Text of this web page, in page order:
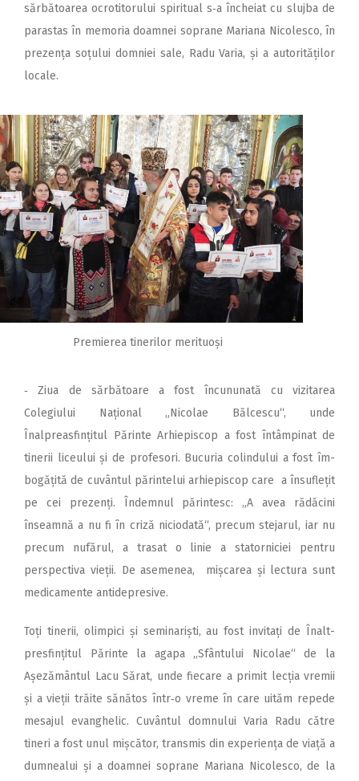
sărbătoarea ocrotitorului spiritual s‑a încheiat cu slujba de
parastas în memoria doamnei soprane Mariana Nicolesco, în
prezența soțului domniei sale, Radu Varia, și a autorităților
locale.
Premierea tinerilor merituoși
‑ Ziua de sărbătoare a fost încununată cu vizitarea
Colegiului Național „Nicolae Bălcescu“, unde
Înalpreasfințitul Pă­rinte Arhiepis­cop a fost întâmpinat de
tinerii liceului și de profesori. Bucuria colindului a fost îm­
bogățită de cuvântul părintelui arhiepiscop care a însuflețit
pe cei prezenți. Îndemnul părintesc: „A avea rădăcini
înseamnă a nu fi în criză niciodată“, precum stejarul, iar nu
precum nufărul, a trasat o linie a statorniciei pentru
perspectiva vieții. De asemenea, mișcarea și lectura sunt
medicamente antidepresive.
Toți tinerii, olimpici și se­minariști, au fost invitați de Înalt­
presfințitul Părinte la agapa ,,Sfântului Nicolae“ de la
Așezământul Lacu Sărat, unde fiecare a primit lecția vremii
și a vieții trăite sănătos într‑o vreme în care uităm repede
mesajul evanghelic. Cuvântul domnului Varia Radu către
tineri a fost unul mișcător, transmis din experiența de viață a
dumnealui și a doamnei soprane Mariana Nicolesco, de la